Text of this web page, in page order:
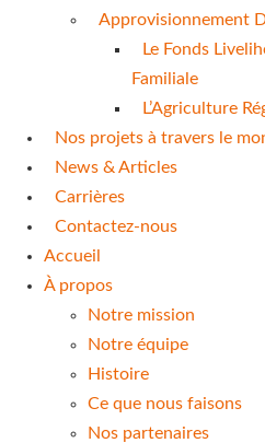
Approvisionnement
Le Fonds
Familiale
L’Agriculture
Nos projets à travers le
News & Articles
Carrières
Contactez-nous
Accueil
À propos
Notre mission
Notre équipe
Histoire
Ce que nous faisons
Nos partenaires